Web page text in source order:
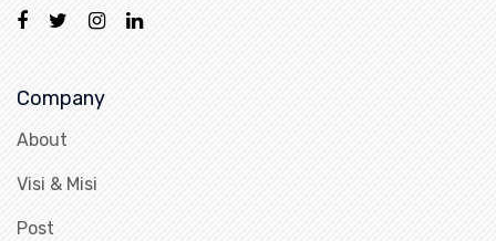
Company
About
Visi & Misi
Post